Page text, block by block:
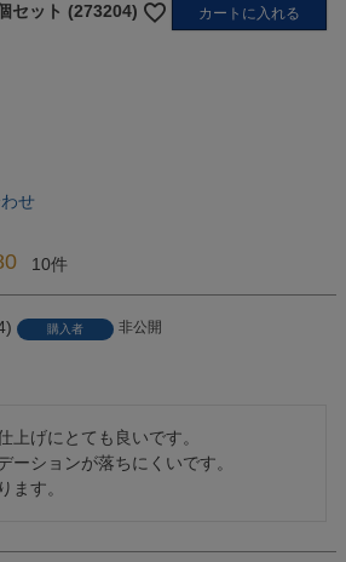
セット (273204)
カートに入れる
せ
10
購入者
非公開
上げにとても良いです。
ーションが落ちにくいです。
ます。